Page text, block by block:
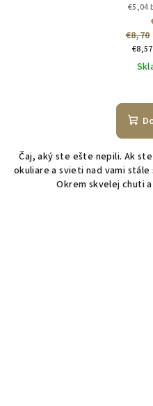
€5,04
€8,70
cena:
Čaj, aký ste ešte nepili. Ak
okuliare a svieti nad vami
Okrem skvelej chuti